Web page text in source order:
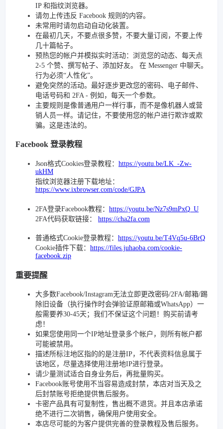
IP 和指纹浏览器。
请勿上传违反 Facebook 规则的内容。
未常用时请勿启动自动化装置。
在最初几天，不要点很多赞，不要大量订阅，不要上传
几十篇帖子。
预热您的帐户并模拟实时活动：浏览您的动态、每天点
2-5 个赞、撰写帖子、添加好友。 在 Messenger 中聊天。
行为必须“人性化”。
避免突然的活动。最好逐步更改您的密码、电子邮件、
电话号码和 2FA - 例如，每天一个参数。
主要规则是像普通用户一样行事，而不是像机器人或营
销人员一样。请记住，不要使用您的帐户进行欺诈或欺
骗。这是违法的。
Facebook 登录教程
Json格式Cookies登录教程： https://youtu.be/LK_-Zw-
ukHM
指纹浏览器注册下载地址：
https://www.ixbrowser.com/code/GJPA
2FA登录Facebook教程： https://youtu.be/Nz7s9mPxQ_U
2FA代码获取链接： https://cha2fa.com
普通格式Cookie登录教程： https://youtu.be/T4Vq5u-6BrQ
Cookie插件下载： https://files.juhaoba.com/cookie-
facebook.zip
重要提醒
大多数Facebook/Instagram无法立即更改密码/2FA/邮箱/踢
除旧设备（执行操作时会弹验证原邮箱或WhatsApp）一
般需要养30-45天；我们不保证这个问题！购买前请考
虑！
如果您使用同一个IP地址登录多个帐户，则所有帐户都
可能被禁用。
描述所标注地区指的的是注册IP，不代表资料信息属于
该地区，尽量选择使用注册地IP进行登录。
请少量测试适合自身业务后，再批量购买。
Facebook账号使用不当容易造成封禁，本店对当天及之
后封禁账号拒绝提供售后服务。
卡密产品具有可复制性，售出概不退货。并且本店承诺
绝不进行二次销售，确保用户使用安全。
本店尽可能的为客户提供完善的登录教程及售后服务。